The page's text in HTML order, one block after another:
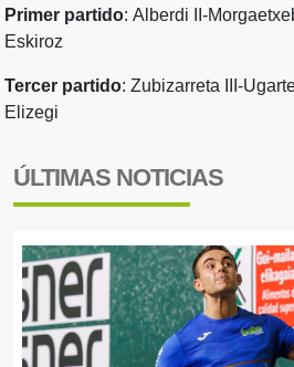
Primer partido: Alberdi II-
Eskiroz
Tercer partido: Zubizarreta III-
Elizegi
ÚLTIMAS NOTICIAS